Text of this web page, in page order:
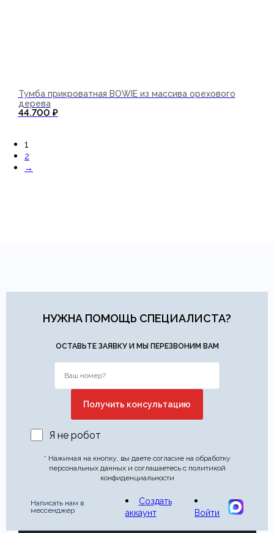
Тумба прикроватная BOWIE из массива орехового
дерева
44.700 ₽
1
2
→
НУЖНА ПОМОЩЬ СПЕЦИАЛИСТА?
ОСТАВЬТЕ ЗАЯВКУ И МЫ ПЕРЕЗВОНИМ ВАМ
Я не робот
* Нажимая на кнопку, вы даете согласие на обработку
персональных данных и соглашаетесь с политикой
конфиденциальности
Написать нам в
мессенджер
Создать
аккаунт
Войти